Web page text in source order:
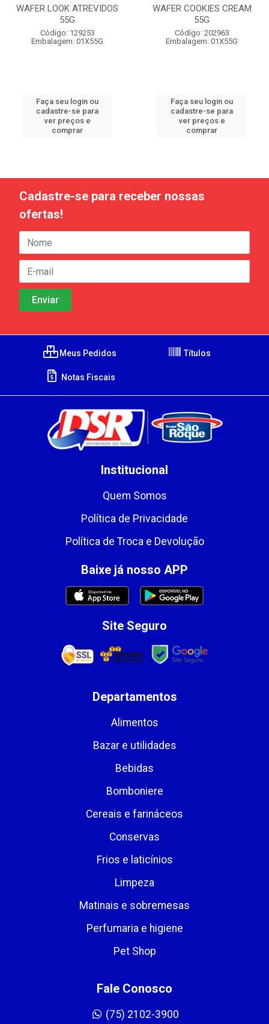
WAFER LOOK ATREVIDOS
55G
Código: 129253
Embalagem: 01X55G
Faça seu login ou
cadastre-se para
ver preços e
comprar
WAFER COOKIES CREAM
55G
Código: 202963
Embalagem: 01X55G
Faça seu login ou
cadastre-se para
ver preços e
comprar
Cadastre-se para receber nossas
ofertas!
Meus Pedidos Títulos
Notas Fiscais
Institucional
Quem Somos
Política de Privacidade
Política de Troca e Devolução
Baixe já nosso APP
Site Seguro
Departamentos
Alimentos
Bazar e utilidades
Bebidas
Bomboniere
Cereais e farináceos
Conservas
Frios e laticínios
Limpeza
Matinais e sobremesas
Perfumaria e higiene
Pet Shop
Fale Conosco
(75) 2102-3900